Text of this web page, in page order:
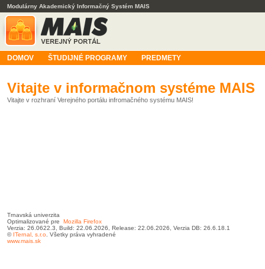
Modulárny Akademický Informačný Systém MAIS
DOMOV ŠTUDIJNÉ PROGRAMY PREDMETY
Vitajte v informačnom systéme MAIS
Vitajte v rozhraní Verejného portálu infromačného systému MAIS!
Trnavská univerzita
Optimalizované pre Mozilla Firefox
Verzia: 26.0622.3, Build: 22.06.2026, Release: 22.06.2026, Verzia DB: 26.6.18.1
© ITernal, s.r.o . Všetky práva vyhradené
www.mais.sk